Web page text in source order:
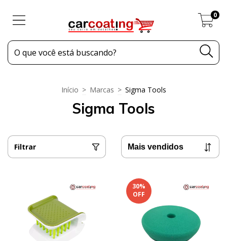
0
Início > Marcas > Sigma Tools
Sigma Tools
Filtrar
30%
OFF